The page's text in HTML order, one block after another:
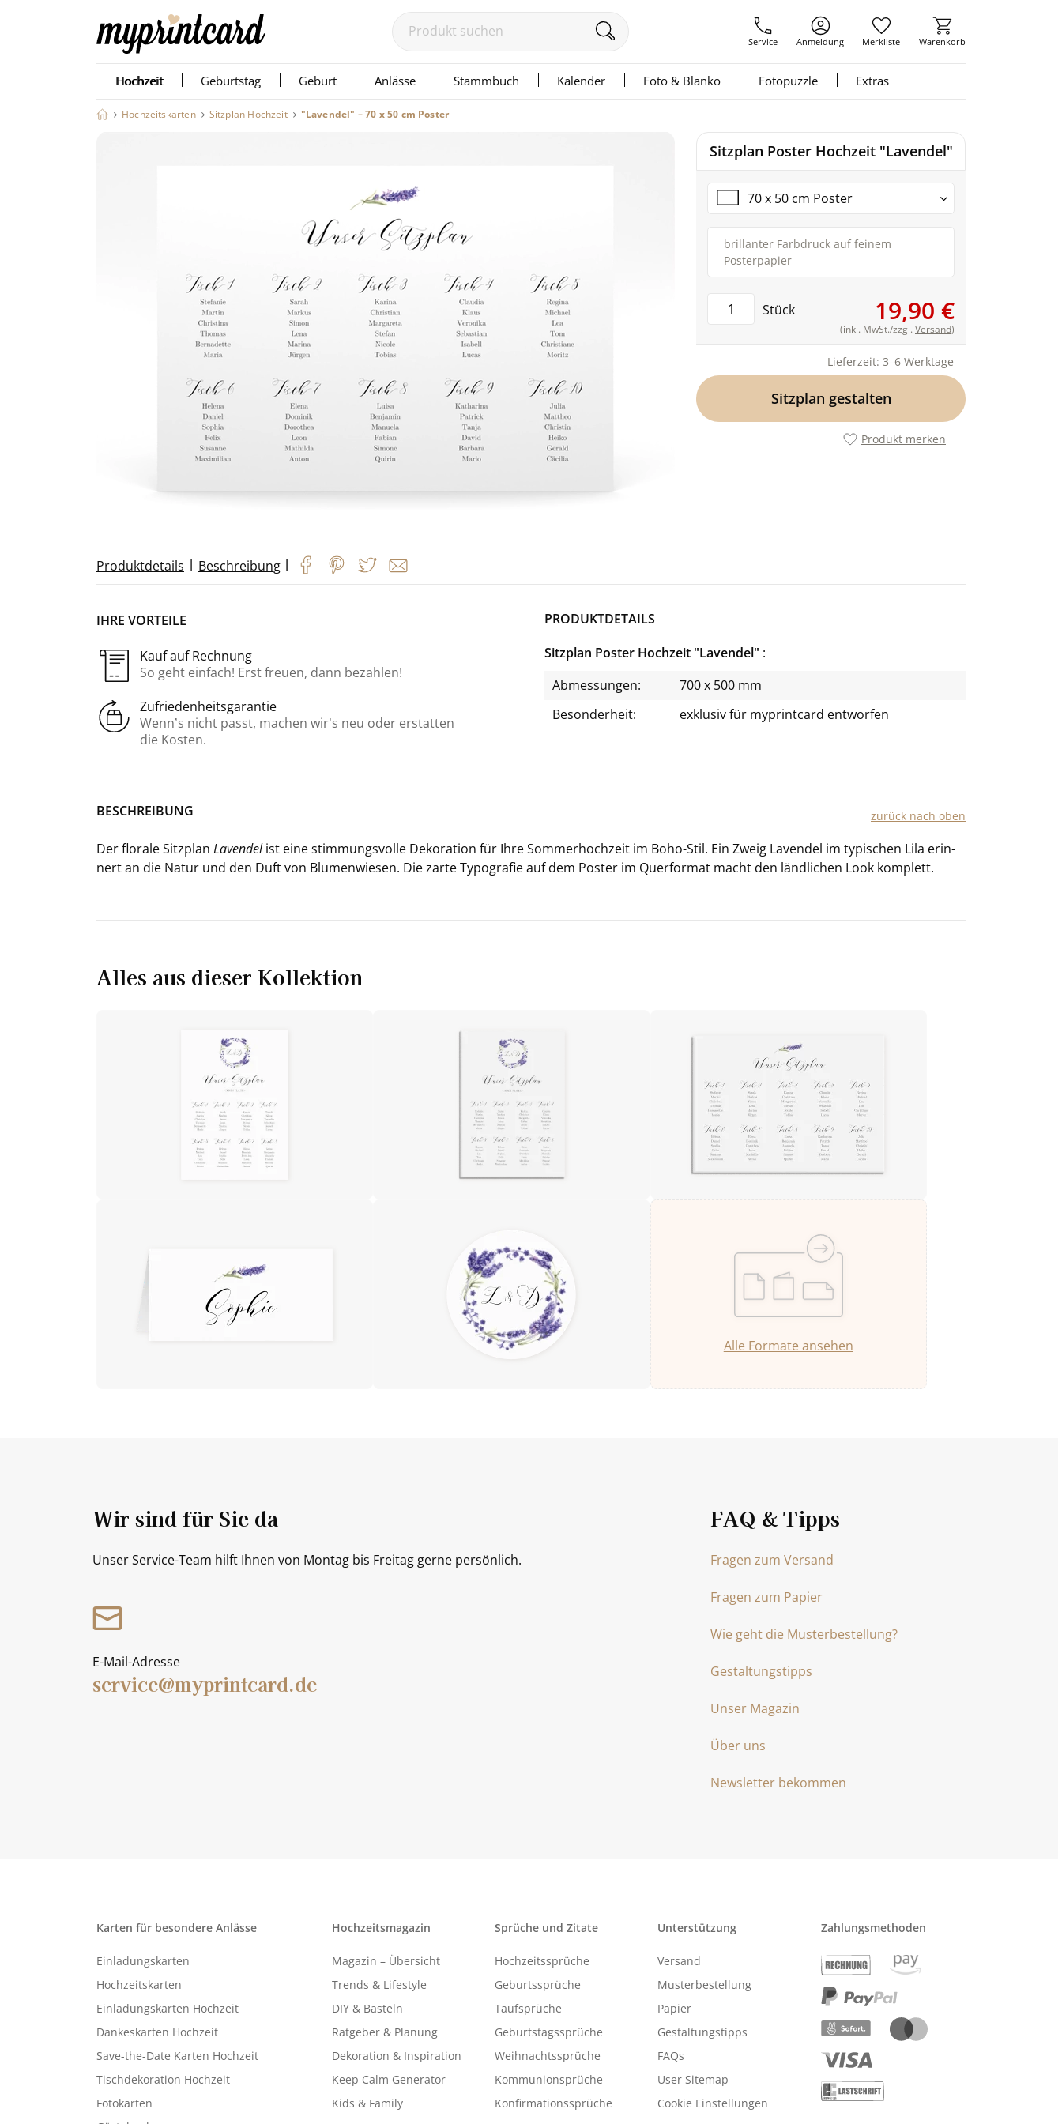
Service Anmeldung Merkliste Warenkorb
Hochzeit Geburtstag Geburt Anlässe Stammbuch Kalender Foto & Blanko Fotopuzzle Extras
Hochzeitskarten Sitzplan Hochzeit "Lavendel" – 70 x 50 cm Poster
Sitzplan Poster Hochzeit "Lavendel"
70 x 50 cm Poster
brillanter Farbdruck auf feinem
Posterpapier
Stück 19,90 €
(inkl. MwSt./zzgl. Versand)
Lieferzeit: 3–6 Werktage
Sitzplan gestalten
Produkt merken
Produktdetails | Beschreibung |
IHRE VORTEILE
Kauf auf Rechnung
So geht einfach! Erst freuen, dann bezahlen!
Zufriedenheitsgarantie
Wenn’s nicht passt, machen wir’s neu oder erstatten
die Kosten.
PRODUKTDETAILS
Sitzplan Poster Hochzeit "Lavendel"
Abmessungen:
700 x 500 mm
Besonderheit:
exklusiv für myprintcard entworfen
BE­SCHREI­BUNG zu­rück nach oben
Der flo­ra­le Sitz­plan La­ven­delist eine stim­mungs­vol­le De­ko­ra­ti­on für Ihre Som­mer­hoch­zeit im Boho-​Stil. Ein Zweig La­ven­del im ty­pi­schen Lila er­in­
nert an die Natur und den Duft von Blu­men­wie­sen. Die zarte Ty­po­gra­fie auf dem Pos­ter im Quer­for­mat macht den länd­li­chen Look kom­plett.
Alles aus dieser Kollektion
Alle Formate ansehen
FAQ & Tipps
Fragen zum Versand
Fragen zum Papier
Wie geht die Musterbestellung?
Gestaltungstipps
Unser Magazin
Über uns
Newsletter bekommen
Wir sind für Sie da
Unser Service-Team hilft Ihnen von Montag bis Freitag gerne persönlich.
E-Mail-Adresse
service@myprintcard.de
Karten für besondere Anlässe
Einladungskarten
Hochzeitskarten
Einladungskarten Hochzeit
Dankeskarten Hochzeit
Save-the-Date Karten Hochzeit
Tischdekoration Hochzeit
Fotokarten
Hochzeitsmagazin
Magazin – Übersicht
Trends & Lifestyle
DIY & Basteln
Ratgeber & Planung
Dekoration & Inspiration
Keep Calm Generator
Kids & Family
Sprüche und Zitate
Hochzeitssprüche
Geburtssprüche
Taufsprüche
Geburtstagssprüche
Weihnachtssprüche
Kommunionsprüche
Konfirmationssprüche
Unterstützung
Versand
Musterbestellung
Papier
Gestaltungstipps
FAQs
User Sitemap
Cookie Einstellungen
Zahlungsmethoden